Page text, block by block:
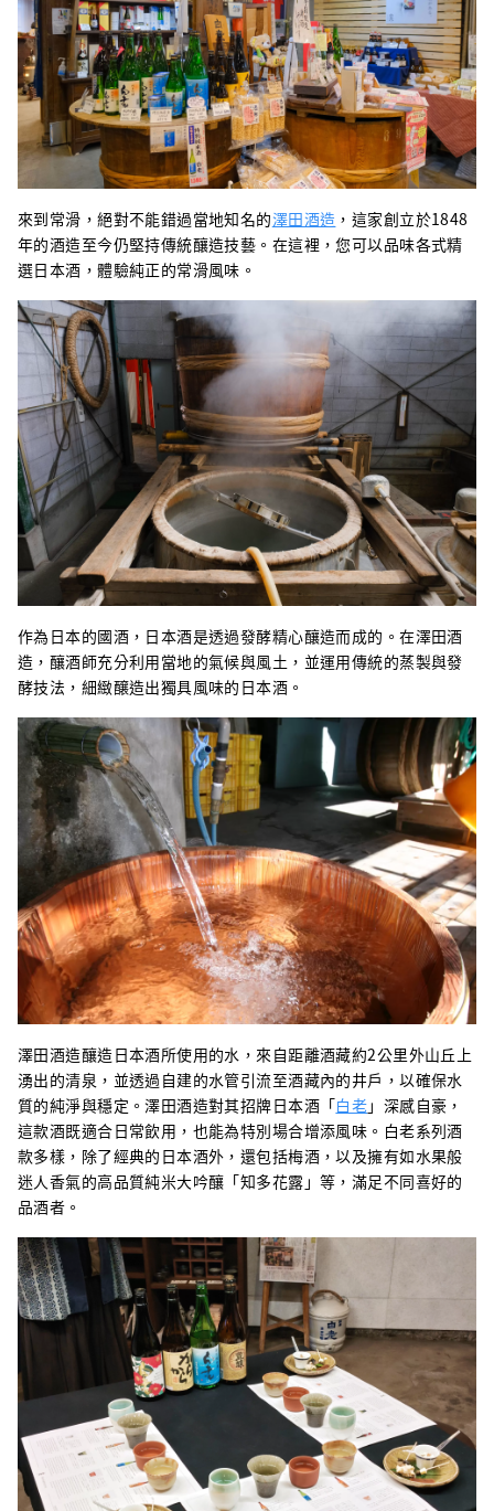
來到常滑，絕對不能錯過當地知名的澤田酒造 ，這家創立於1848
年的酒造至今仍堅持傳統釀造技藝。在這裡，您可以品味各式精
選日本酒，體驗純正的常滑風味。
作為日本的國酒，日本酒是透過發酵精心釀造而成的。在澤田酒
造，釀酒師充分利用當地的氣候與風土，並運用傳統的蒸製與發
酵技法，細緻醸造出獨具風味的日本酒。
澤田酒造釀造日本酒所使用的水，來自距離酒藏約2公里外山丘上
湧出的清泉，並透過自建的水管引流至酒藏內的井戶，以確保水
質的純淨與穩定。澤田酒造對其招牌日本酒「白老」深感自豪，
這款酒既適合日常飲用，也能為特別場合增添風味。白老系列酒
款多樣，除了經典的日本酒外，還包括梅酒，以及擁有如水果般
迷人香氣的高品質純米大吟釀「知多花露」等，滿足不同喜好的
品酒者。